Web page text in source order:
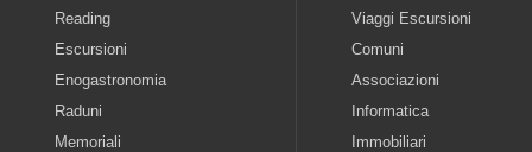
Reading
Escursioni
Enogastronomia
Raduni
Memoriali
Viaggi Escursioni
Comuni
Associazioni
Informatica
Immobiliari